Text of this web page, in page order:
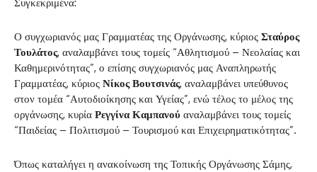
Συγκεκριμένα:
Ο συγχωριανός μας Γραμματέας της Οργάνωσης, κύριος Σταύρος
Τουλάτος, αναλαμβάνει τους τομείς “Αθλητισμού – Νεολαίας και
Καθημερινότητας”, ο επίσης συγχωριανός μας Αναπληρωτής
Γραμματέας, κύριος Νίκος Βουτσινάς, αναλαμβάνει υπεύθυνος
στον τομέα “Αυτοδιοίκησης και Υγείας”, ενώ τέλος το μέλος της
οργάνωσης, κυρία Ρεγγίνα Καμπανού αναλαμβάνει τους τομείς
“Παιδείας – Πολιτισμού – Τουρισμού και Επιχειρηματικότητας”.
Όπως καταλήγει η ανακοίνωση της Τοπικής Οργάνωσης Σάμης,